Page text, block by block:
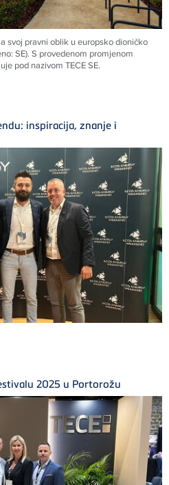
svoj pravni oblik u europsko dioničko
SE). S provedenom promjenom
pod nazivom TECESE.
inspiracija, znanje i
2025 u Portorožu